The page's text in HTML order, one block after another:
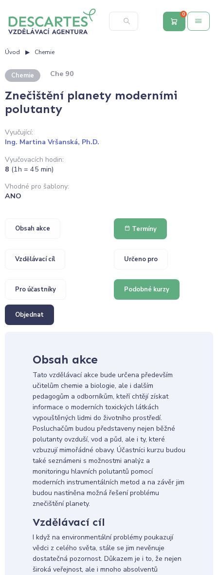
0
Úvod Chemie
Chemie Che 90
Znečištění planety moderními
polutanty
Vyučující:
Ing. Martina Vršanská, Ph.D.
Vyučovacích hodin:
8 (1h = 45 min)
Vhodné pro šablony:
ANO
Obsah akce Termíny
Vzdělávací cíl Určeno pro
Pro účastníky Podobné kurzy
Objednat
Obsah akce
Tato vzdělávací akce bude určena především
učitelům chemie a biologie, ale i dalším
pedagogům a odborníkům, kteří chtějí získat
informace o moderních toxických látkách
vypouštěných lidmi do životního prostředí.
Posluchačům budou představeny nejen běžné
polutanty ovzduší, vod a půd, ale i ty, které
vzbuzují mimořádné obavy. Účastníci kurzu budou
také seznámeni s možnostmi analýz a
monitoringu hlavních polutantů pomocí
moderních instrumentálních metod a na závěr jim
budou nastíněna možná řešení problému
znečištění planety.
Vzdělávací cíl
I když na environmentální problémy poukazují
vědci z celého světa, stále se jim nevěnuje
dostatečná pozornost. Důkazem je i to, že nejen
široká veřejnost, ale i mnoho absolventů